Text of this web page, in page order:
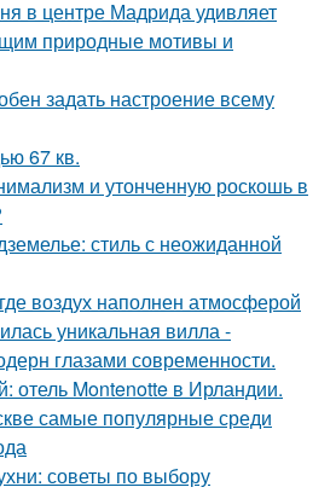
в центре Мадрида удивляет
природные мотивы и
задать настроение всему
67 кв.
и утонченную роскошь в
стиль с неожиданной
воздух наполнен атмосферой
уникальная вилла -
глазами современности.
отель Montenotte в Ирландии.
самые популярные среди
советы по выбору